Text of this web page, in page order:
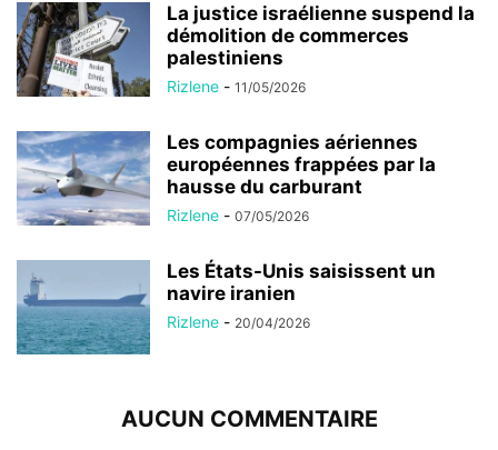
La justice israélienne suspend la
démolition de commerces
palestiniens
Rizlene - 11/05/2026
Les compagnies aériennes
européennes frappées par la
hausse du carburant
Rizlene - 07/05/2026
Les États-Unis saisissent un
navire iranien
Rizlene - 20/04/2026
AUCUN COMMENTAIRE